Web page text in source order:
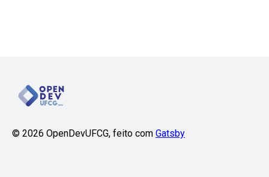
© 2026 OpenDevUFCG, feito com Gatsby